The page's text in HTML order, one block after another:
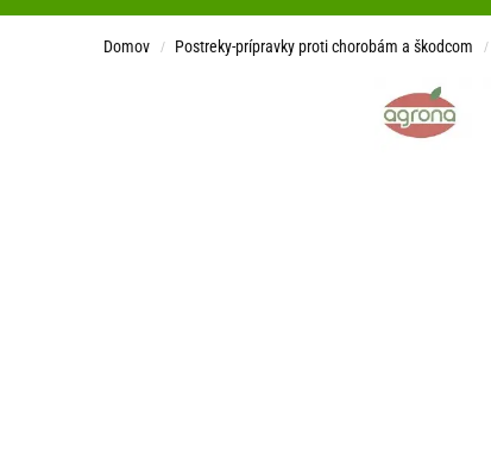
Domov / Postreky-prípravky proti chorobám a škodcom /